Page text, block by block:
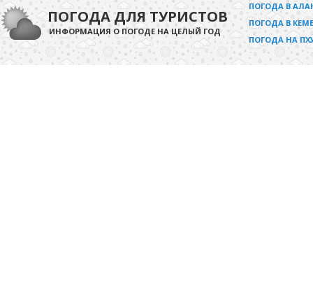
ПОГОДА ДЛЯ ТУРИСТОВ
ИНФОРМАЦИЯ О ПОГОДЕ НА ЦЕЛЫЙ ГОД
ПОГОДА В
ПОГОДА В
ПОГОДА НА